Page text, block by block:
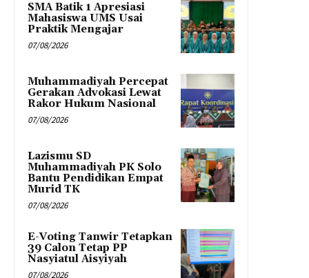
SMA Batik 1 Apresiasi
Mahasiswa UMS Usai
Praktik Mengajar
07/08/2026
Muhammadiyah Percepat
Gerakan Advokasi Lewat
Rakor Hukum Nasional
07/08/2026
Lazismu SD
Muhammadiyah PK Solo
Bantu Pendidikan Empat
Murid TK
07/08/2026
E-Voting Tanwir Tetapkan
39 Calon Tetap PP
Nasyiatul Aisyiyah
07/08/2026